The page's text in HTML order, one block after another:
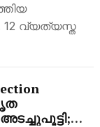
12 വ്യത്യസ്ത